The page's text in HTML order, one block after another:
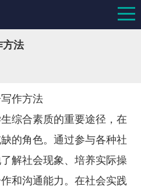
方法
作方法
综合素质的重要途径，在
的角色。通过参与各种社
解社会现象、培养实际操
和沟通能力。在社会实践